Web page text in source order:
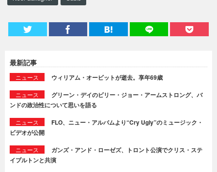
最新記事
ニュース ウィリアム・オービットが逝去。享年69歳
ニュース
グリーン・デイのビリー・ジョー・アームストロング、バ
ンドの政治性について思いを語る
ニュース
FLO、ニュー・アルバムより“Cry Ugly”のミュージック・
ビデオが公開
ニュース
ガンズ・アンド・ローゼズ、トロント公演でクリス・ステ
イプルトンと共演